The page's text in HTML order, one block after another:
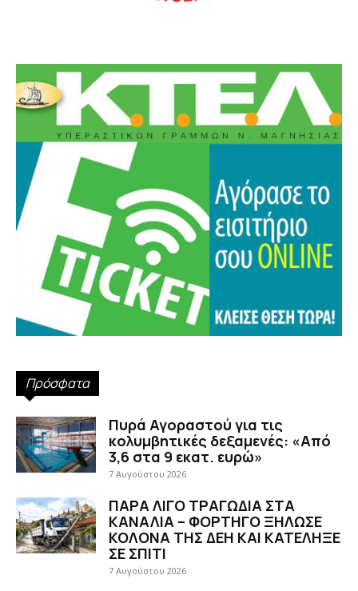
Πρόσφατα
Πυρά Αγοραστού για τις
κολυμβητικές δεξαμενές: «Από
3,6 στα 9 εκατ. ευρώ»
7 Αυγούστου 2026
ΠΑΡΑ ΛΙΓΟ ΤΡΑΓΩΔΙΑ ΣΤΑ
ΚΑΝΑΛΙΑ – ΦΟΡΤΗΓΟ ΞΗΛΩΣΕ
ΚΟΛΟΝΑ ΤΗΣ ΔΕΗ ΚΑΙ ΚΑΤΕΛΗΞΕ
ΣΕ ΣΠΙΤΙ
7 Αυγούστου 2026